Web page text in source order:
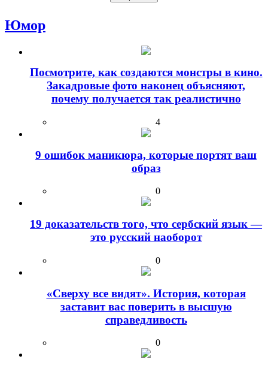
Юмор
Посмотрите, как создаются монстры в кино.
Закадровые фото наконец объясняют,
почему получается так реалистично
4
9 ошибок маникюра, которые портят ваш
образ
0
19 доказательств того, что сербский язык —
это русский наоборот
0
«Сверху все видят». История, которая
заставит вас поверить в высшую
справедливость
0